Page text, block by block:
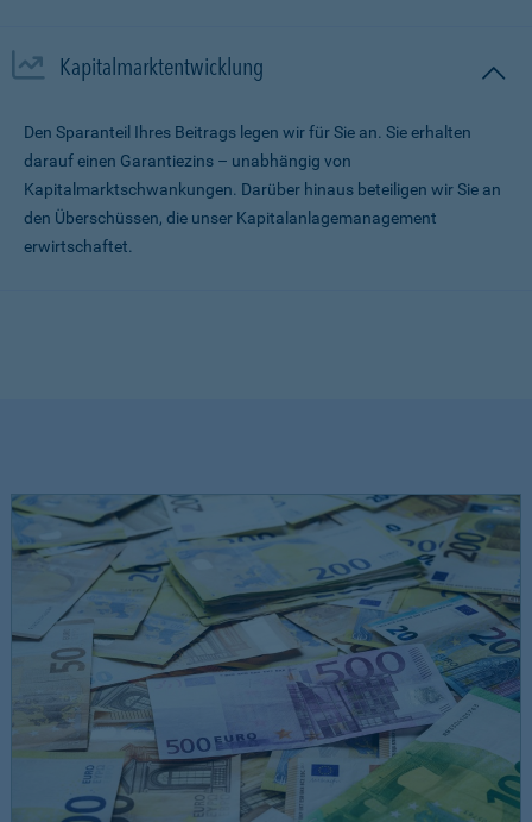
Kapitalmarktentwicklung
Den Sparanteil Ihres Beitrags legen wir für Sie an. Sie erhalten
darauf einen Garantiezins – unabhängig von
Kapitalmarktschwankungen. Darüber hinaus beteiligen wir Sie an
den Überschüssen, die unser Kapitalanlagemanagement
erwirtschaftet.